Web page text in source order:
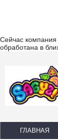
Сейчас компания
обработана в
ГЛАВНАЯ